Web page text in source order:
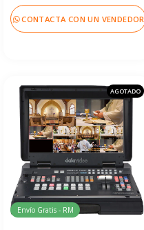
CONTACTA CON UN VENDEDOR
AGOTADO
Envío Gratis - RM